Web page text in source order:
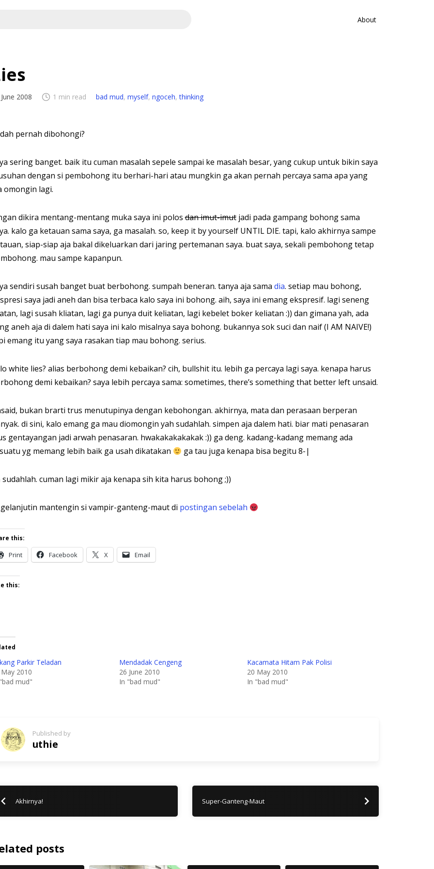
About
2008 1 min read bad mud, myself, ngoceh,thinking
pernah dibohongi?
sering banget. baik itu cuman masalah sepele sampai ke masalah besar, yang cukup untuk bikin saya
dengan si pembohong itu berhari-hari atau mungkin ga akan pernah percaya sama apa yang
omongin lagi.
dikira mentang-mentang muka saya ini polosdan imut-imutjadi pada gampang bohong sama
kalo ga ketauan sama saya, ga masalah. so, keep it by yourself UNTIL DIE. tapi, kalo akhirnya sampe
siap-siap aja bakal dikeluarkan dari jaring pertemanan saya. buat saya, sekali pembohong tetap
mau sampe kapanpun.
sendiri susah banget buat berbohong. sumpah beneran. tanya aja sama dia. setiap mau bohong,
saya jadi aneh dan bisa terbaca kalo saya ini bohong. aih, saya ini emang ekspresif. lagi seneng
lagi susah kliatan, lagi ga punya duit keliatan, lagi kebelet boker keliatan :)) dan gimana yah, ada
aneh aja di dalem hati saya ini kalo misalnya saya bohong. bukannya sok suci dan naif (I AM NAIVE!)
emang itu yang saya rasakan tiap mau bohong. serius.
white lies? alias berbohong demi kebaikan? cih, bullshit itu. lebih ga percaya lagi saya. kenapa harus
demi kebaikan? saya lebih percaya sama: sometimes, there’s something that better left unsaid.
bukan brarti trus menutupinya dengan kebohongan. akhirnya, mata dan perasaan berperan
di sini, kalo emang ga mau diomongin yah sudahlah. simpen aja dalem hati. biar mati penasaran
gentayangan jadi arwah penasaran. hwakakakakakak :)) ga deng. kadang-kadang memang ada
yg memang lebih baik ga usah dikatakan
ga tau juga kenapa bisa begitu 8-|
sudahlah. cuman lagi mikir aja kenapa sih kita harus bohong ;))
mantengin si vampir-ganteng-maut di postingan sebelah
this:
Print Facebook X Email
this:
Parkir Teladan
2010
mud"
Mendadak Cengeng
26 June 2010
In "bad mud"
Kacamata Hitam Pak Polisi
20 May 2010
In "bad mud"
Published by
uthie
Akhirnya! Super-Ganteng-Maut
posts